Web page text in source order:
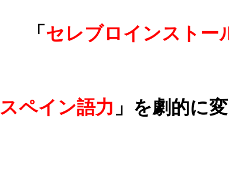
「 セレブロインストー
スペイン語力 」を劇的に